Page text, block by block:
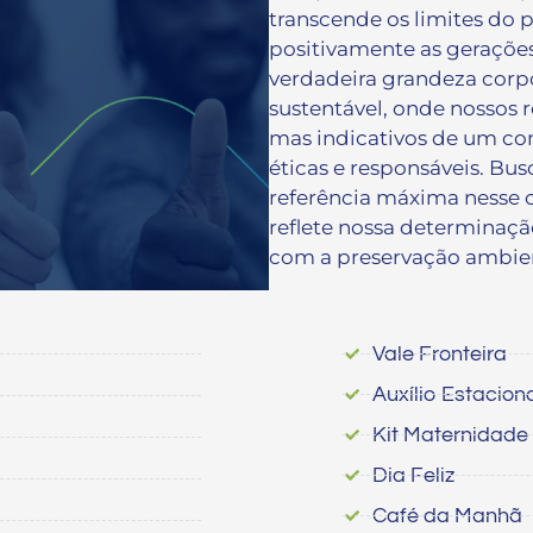
transcende os limites do
positivamente as
verdadeira grandeza
sustentável, onde nossos
mas indicativos de um
éticas e responsáveis.
referência máxima nesse
reflete nossa
com a preservação
Vale Fronteira
Auxílio
Kit Maternidade
Dia Feliz
Café da Manhã